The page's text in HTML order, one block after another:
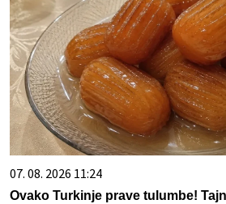
07. 08. 2026 11:24
Ovako Turkinje prave tulumbe!